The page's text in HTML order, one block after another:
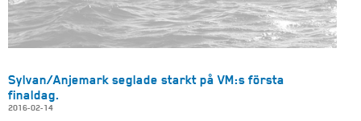
Sylvan/Anjemark seglade starkt på VM:s första
finaldag.
2016-02-14